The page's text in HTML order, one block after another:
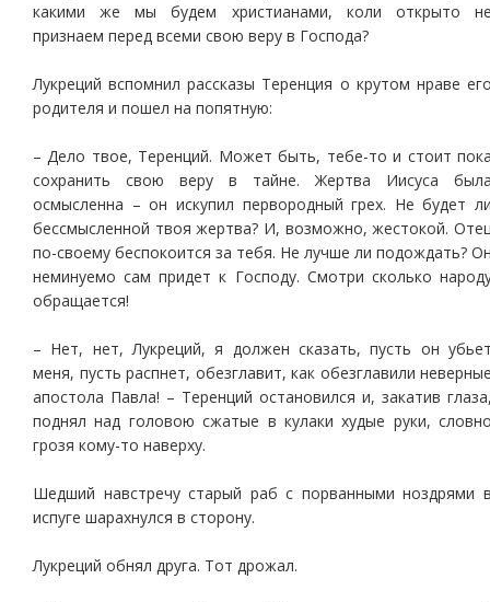
какими же мы будем христианами, коли открыто
признаем перед всеми свою веру в Господа?
Лукреций вспомнил рассказы Теренция о крутом нраве
родителя и пошел на попятную:
– Дело твое, Теренций. Может быть, тебе-то и стоит
сохранить свою веру в тайне. Жертва Иисуса
осмысленна – он искупил первородный грех. Не будет
бессмысленной твоя жертва? И, возможно, жестокой.
по-своему беспокоится за тебя. Не лучше ли подождать?
неминуемо сам придет к Господу. Смотри сколько
обращается!
– Нет, нет, Лукреций, я должен сказать, пусть он
меня, пусть распнет, обезглавит, как обезглавили
апостола Павла! – Теренций остановился и, закатив
поднял над головою сжатые в кулаки худые руки,
грозя кому-то наверху.
Шедший навстречу старый раб с порванными ноздрями
испуге шарахнулся в сторону.
Лукреций обнял друга. Тот дрожал.